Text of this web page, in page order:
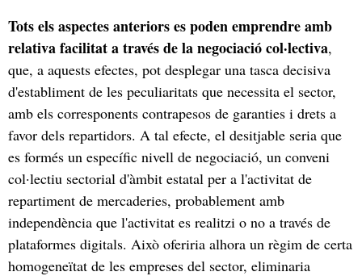
Tots els aspectes anteriors es poden emprendre amb
relativa facilitat a través de la negociació col·lectiva,
que, a aquests efectes, pot desplegar una tasca decisiva
d'establiment de les peculiaritats que necessita el sector,
amb els corresponents contrapesos de garanties i drets a
favor dels repartidors. A tal efecte, el desitjable seria que
es formés un específic nivell de negociació, un conveni
col·lectiu sectorial d'àmbit estatal per a l'activitat de
repartiment de mercaderies, probablement amb
independència que l'activitat es realitzi o no a través de
plataformes digitals. Això oferiria alhora un règim de certa
homogeneïtat de les empreses del sector, eliminaria